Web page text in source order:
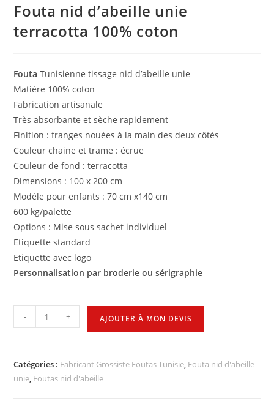
Fouta nid d’abeille unie
terracotta 100% coton
Fouta Tunisienne tissage nid d’abeille unie
Matière 100% coton
Fabrication artisanale
Très absorbante et sèche rapidement
Finition : franges nouées à la main des deux côtés
Couleur chaine et trame : écrue
Couleur de fond : terracotta
Dimensions : 100 x 200 cm
Modèle pour enfants : 70 cm x140 cm
600 kg/palette
Options : Mise sous sachet individuel
Etiquette standard
Etiquette avec logo
Personnalisation par broderie ou sérigraphie
- + AJOUTER À MON DEVIS
Catégories : Fabricant Grossiste Foutas Tunisie, Fouta nid d'abeille
unie, Foutas nid d'abeille